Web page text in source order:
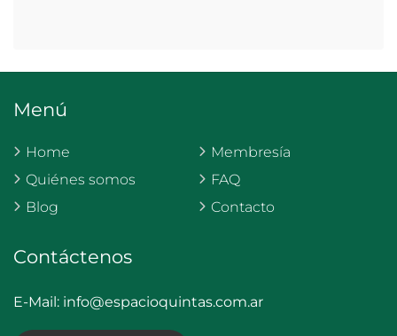
Menú
Home
Quiénes somos
Blog
Membresía
FAQ
Contacto
Contáctenos
E-Mail: info@espacioquintas.com.ar